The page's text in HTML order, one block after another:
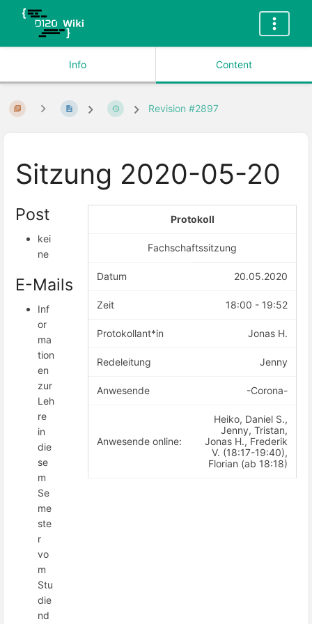
Info Content
Revision #2897
Sitzung 2020-05-20
Protokoll
Fachschaftssitzung
Datum 20.05.2020
Zeit 18:00 - 19:52
Protokollant*in Jonas H.
Redeleitung Jenny
Anwesende -Corona-
Anwesende online:
Heiko, Daniel S.,
Jenny, Tristan,
Jonas H., Frederik
V. (18:17-19:40),
Florian (ab 18:18)
Post
kei
ne
E-Mails
Inf
or
ma
tion
en
zur
Leh
re
in
die
se
m
Se
me
ste
r
vo
m
Stu
die
nd